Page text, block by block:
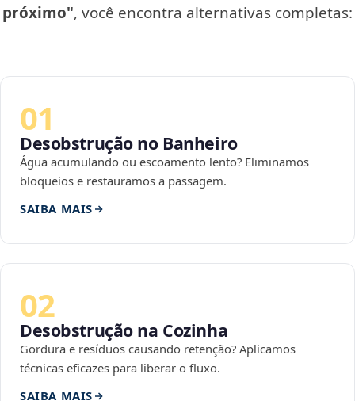
próximo", você encontra alternativas completas:
01
Desobstrução no Banheiro
Água acumulando ou escoamento lento? Eliminamos
bloqueios e restauramos a passagem.
SAIBA MAIS
02
Desobstrução na Cozinha
Gordura e resíduos causando retenção? Aplicamos
técnicas eficazes para liberar o fluxo.
SAIBA MAIS